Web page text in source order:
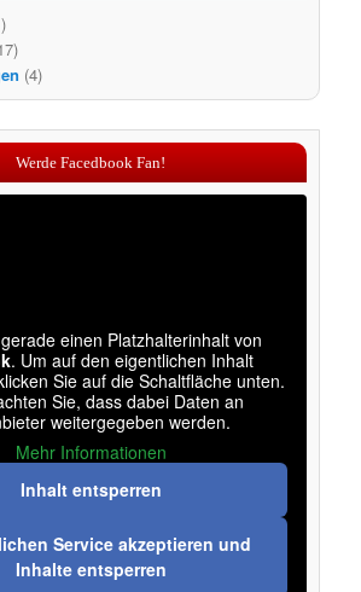
(4)
Werde Facedbook Fan!
einen Platzhalterinhalt von
. Um auf den eigentlichen Inhalt
Sie auf die Schaltfläche unten.
Sie, dass dabei Daten an
weitergegeben werden.
Mehr Informationen
Inhalt entsperren
Service akzeptieren und
Inhalte entsperren